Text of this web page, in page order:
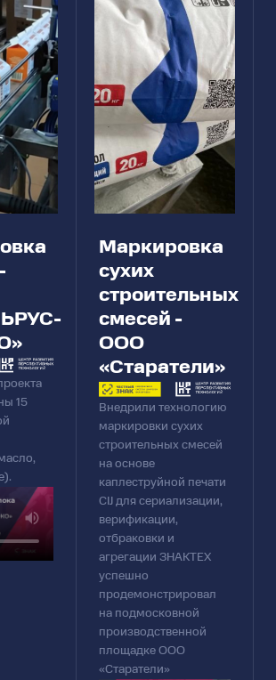
15
Маркировка
сухих
строительных
смесей -
ООО
«Старатели»
Внедрили технологию
маркировки сухих
строительных смесей
на основе
каплеструйной печати
CIJ для сериализации,
верификации,
отбраковки и
агрегации ЗНАКТЕХ
успешно
продемонстрировал
на подмосковной
производственной
площадке ООО
«Старатели»